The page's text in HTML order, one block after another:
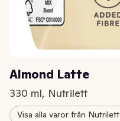
Almond Latte
330 ml, Nutrilett
Visa alla varor från Nutrilett